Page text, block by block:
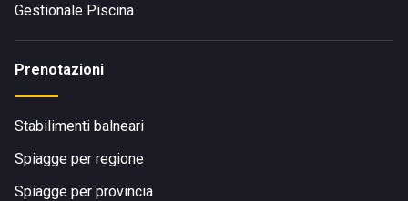
Gestionale Piscina
Prenotazioni
Stabilimenti balneari
Spiagge per regione
Spiagge per provincia